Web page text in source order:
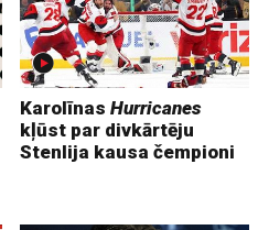
KarolīnasHurricanes
kļūst par divkārtēju
Stenlija kausa čempioni